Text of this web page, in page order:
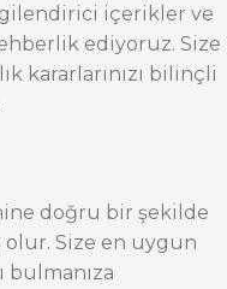
içerikler ve
ediyoruz. Size
kararlarınızı bilinçli
doğru bir şekilde
olur. Size en uygun
bulmanıza